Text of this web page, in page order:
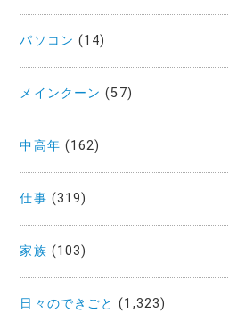
パソコン (14)
メインクーン (57)
中高年 (162)
仕事 (319)
家族 (103)
日々のできごと (1,323)